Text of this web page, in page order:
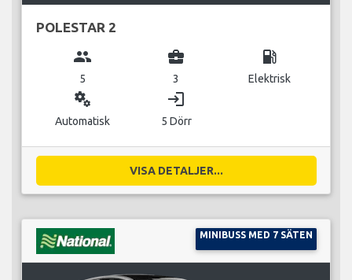
POLESTAR 2
group
5
business_center
3
local_gas_station
Elektrisk
miscellaneous_services
Automatisk
login
5 Dörr
VISA DETALJER...
MINIBUSS MED 7 SÄTEN